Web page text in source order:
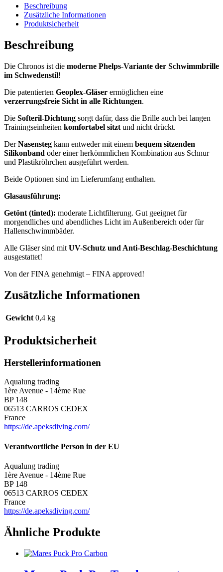
MengeBeschreibung
Zusätzliche Informationen
Produktsicherheit
Beschreibung
Die Chronos ist die moderne Phelps-Variante der Schwimmbrille
im Schwedenstil!
Die patentierten Geoplex-Gläser ermöglichen eine
verzerrungsfreie Sicht in alle Richtungen.
Die Softeril-Dichtung sorgt dafür, dass die Brille auch bei langen
Trainingseinheiten komfortabel sitzt und nicht drückt.
DerNasensteg kann entweder mit einem bequem sitzenden
Silikonband oder einer herkömmlichen Kombination aus Schnur
und Plastikröhrchen ausgeführt werden.
Beide Optionen sind im Lieferumfang enthalten.
Glasausführung:
Getönt (tinted): moderate Lichtfilterung. Gut geeignet für
morgendliches und abendliches Licht im Außenbereich oder für
Hallenschwimmbäder.
Alle Gläser sind mit UV-Schutz und Anti-Beschlag-Beschichtung
ausgestattet!
Von der FINA genehmigt – FINA approved!
Zusätzliche Informationen
Gewicht 0,4 kg
Produktsicherheit
Herstellerinformationen
Aqualung trading
1ère Avenue - 14ème Rue
BP 148
06513 CARROS CEDEX
France
https://de.apeksdiving.com/
Verantwortliche Person in der EU
Aqualung trading
1ère Avenue - 14ème Rue
BP 148
06513 CARROS CEDEX
France
https://de.apeksdiving.com/
Ähnliche Produkte